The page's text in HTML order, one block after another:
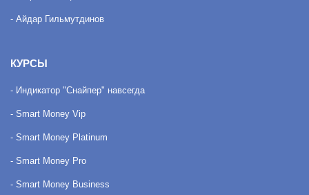
- Айдар Гильмутдинов
КУРСЫ
- Индикатор "Снайпер" навсегда
- Smart Money Vip
- Smart Money Platinum
- Smart Money Pro
- Smart Money Business